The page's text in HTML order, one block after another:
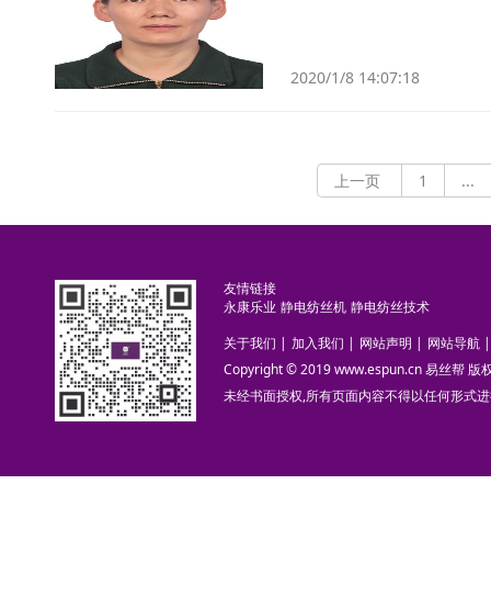
2020/1/8 14:07:18
上一页 1 ...
友情链接
永康乐业 静电纺丝机 静电纺丝技术
关于我们 | 加入我们 | 网站声明 | 网站导航 |
Copyright © 2019 www.espun.cn 易丝帮 版
未经书面授权,所有页面内容不得以任何形式